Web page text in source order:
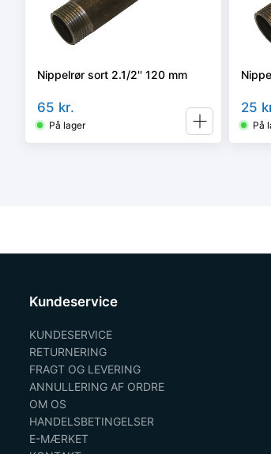
Nippelrør sort 2.1/2'' 120 mm
65 kr.
På lager
25
På
Kundeservice
KUNDESERVICE
RETURNERING
FRAGT OG LEVERING
ANNULLERING AF ORDRE
OM OS
HANDELSBETINGELSER
E-MÆRKET